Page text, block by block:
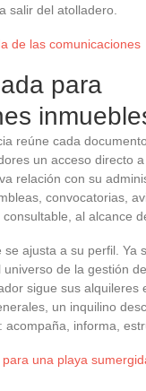
salir del atolladero.
de las comunicaciones
para
reúne cada
un acceso directo
relación con su
convocatorias,
al alcance
se ajusta a su perfil. Ya
universo de la gestión
sigue sus alquileres
un inquilino
informa,
una playa